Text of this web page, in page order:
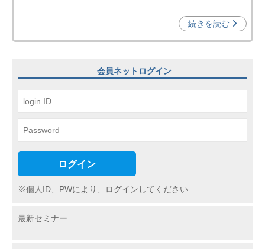
j
c
p
o
続きを読む
会員ネットログイン
ログイン
※個人ID、PWにより、ログインしてください
最新セミナー